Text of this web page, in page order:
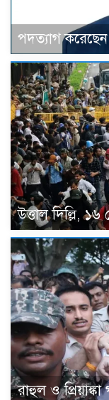
পদত্যাগ করেছেন
উত্তাল দিল্লি, ১৬
রাহুল ও